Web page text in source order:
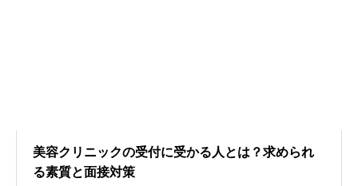
美容クリニックの受付に受かる人とは？求められ
る素質と面接対策